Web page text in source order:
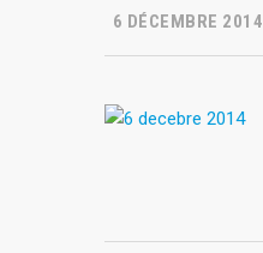
6 DÉCEMBRE 2014